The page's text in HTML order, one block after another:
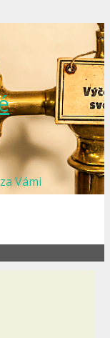
Vámi